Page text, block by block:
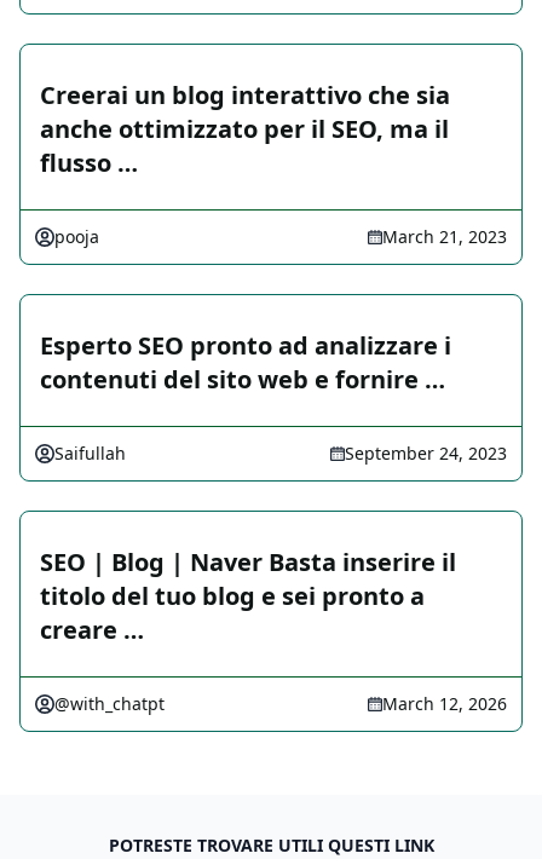
Creerai un blog interattivo che sia
anche ottimizzato per il SEO, ma il
flusso …
pooja March 21, 2023
Esperto SEO pronto ad analizzare i
contenuti del sito web e fornire …
Saifullah September 24, 2023
SEO | Blog | Naver Basta inserire il
titolo del tuo blog e sei pronto a
creare …
@with_chatpt March 12, 2026
POTRESTE TROVARE UTILI QUESTI LINK